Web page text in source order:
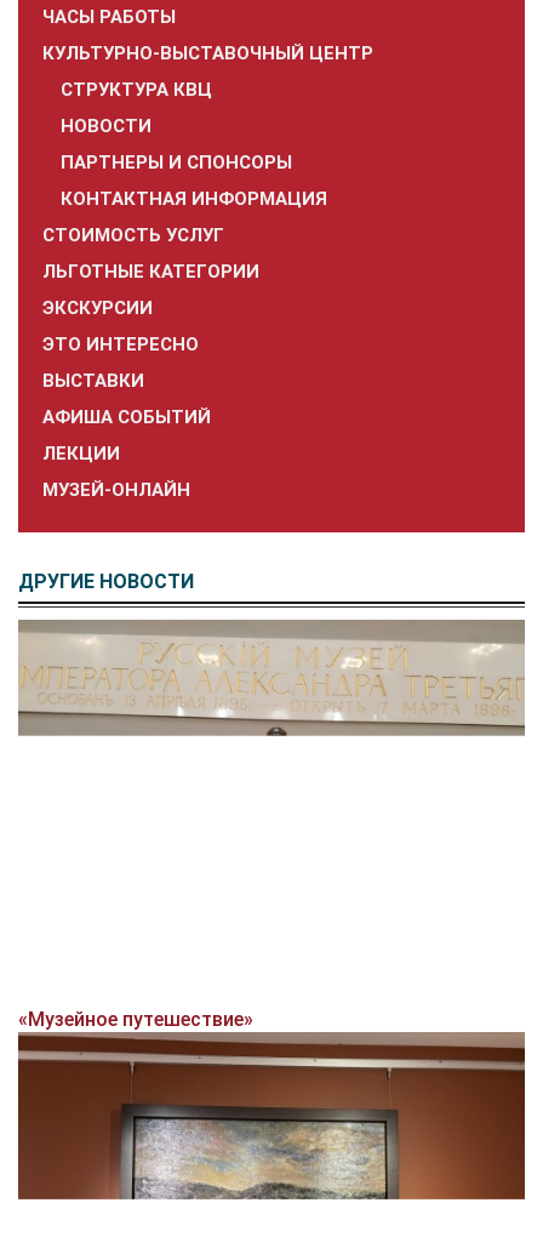
ЧАСЫ РАБОТЫ
КУЛЬТУРНО-ВЫСТАВОЧНЫЙ ЦЕНТР
СТРУКТУРА КВЦ
НОВОСТИ
ПАРТНЕРЫ И СПОНСОРЫ
КОНТАКТНАЯ ИНФОРМАЦИЯ
СТОИМОСТЬ УСЛУГ
ЛЬГОТНЫЕ КАТЕГОРИИ
ЭКСКУРСИИ
ЭТО ИНТЕРЕСНО
ВЫСТАВКИ
АФИША СОБЫТИЙ
ЛЕКЦИИ
МУЗЕЙ-ОНЛАЙН
ДРУГИЕ НОВОСТИ
«Музейное путешествие»